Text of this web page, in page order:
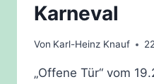
Karneval
Von Karl-Heinz Knauf
„Offene Tür“ vom